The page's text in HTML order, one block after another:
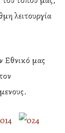
λειτουργία
Εθνικό μας